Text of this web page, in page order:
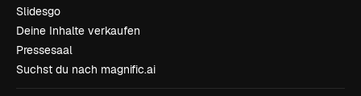
Slidesgo
Deine Inhalte verkaufen
Pressesaal
Suchst du nach magnific.ai